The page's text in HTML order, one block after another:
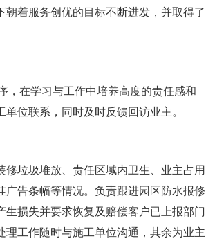
着服务创优的目标不断进发，并取得了
在学习与工作中培养高度的责任感和
位联系，同时及时反馈回访业主。
垃圾堆放、责任区域内卫生、业主占用
告条幅等情况。负责跟进园区防水报修
损失并要求恢复及赔偿客户已上报部门
工作随时与施工单位沟通，其余为业主